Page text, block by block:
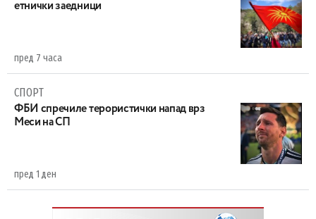
етнички заедници
пред 7 часа
СПОРТ
ФБИ спречиле терористички напад врз
Меси на СП
пред 1 ден